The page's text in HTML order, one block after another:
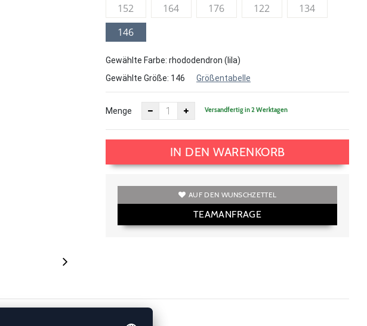
152
164 176 122
134
146
Gewählte Farbe: rhododendron (lila)
Gewählte Größe: 146 Größentabelle
Menge Versandfertig in 2 Werktagen
IN DEN WARENKORB
AUF DEN WUNSCHZETTEL
TEAMANFRAGE